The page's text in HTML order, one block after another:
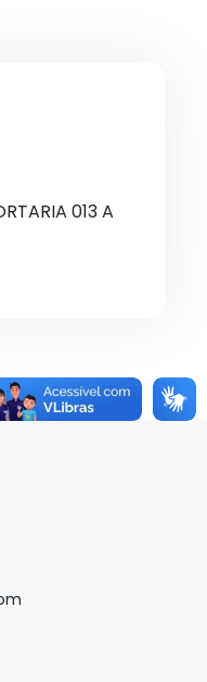
013 A